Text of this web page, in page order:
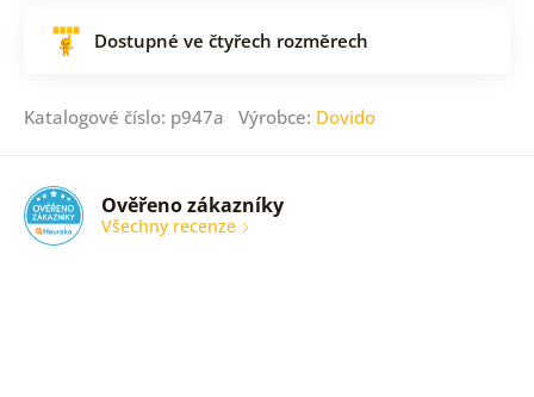
Dostupné ve čtyřech rozměrech
Katalogové číslo: p947a Výrobce: Dovido
Ověřeno zákazníky
Všechny recenze